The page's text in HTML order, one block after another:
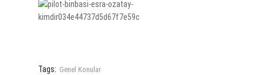
Tags: Genel Konular